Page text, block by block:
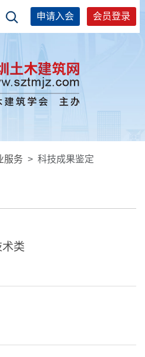
申请入会 会员登录
服务 科技成果鉴定
类